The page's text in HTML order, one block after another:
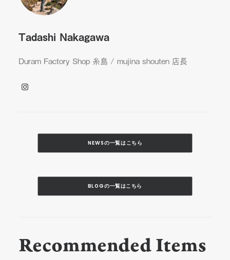
Tadashi Nakagawa
Duram Factory Shop 糸島 / mujina shouten 店長
NEWSの一覧はこちら
BLOGの一覧はこちら
Recommended Items